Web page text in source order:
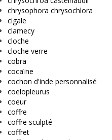
chrysophora chrysochlora
cigale
clamecy
cloche
cloche verre
cobra
cocaïne
cochon d'inde personnalisé
coelopleurus
coeur
coffre
coffre sculpté
coffret